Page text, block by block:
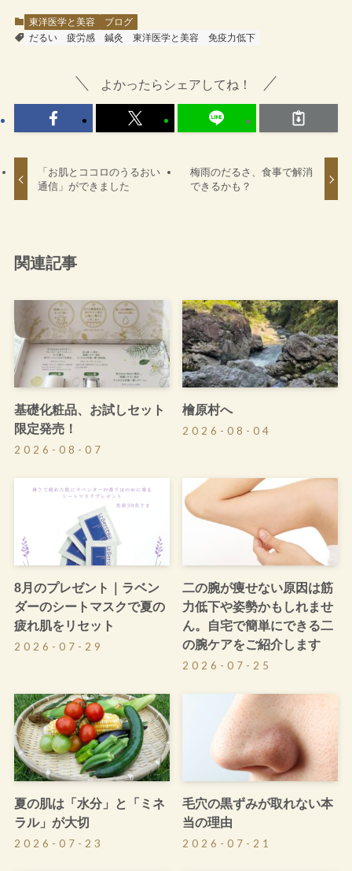
東洋医学と美容
ブログ
だるい
疲労感 鍼灸 東洋医学と美容 免疫力低下
よかったらシェアしてね！
「お肌とココロのうるおい
通信」ができました
梅雨のだるさ、食事で解消
できるかも？
関連記事
基礎化粧品、お試しセット
限定発売！
2026-08-07
檜原村へ
2026-08-04
8月のプレゼント｜ラベン
ダーのシートマスクで夏の
疲れ肌をリセット
2026-07-29
二の腕が痩せない原因は筋
力低下や姿勢かもしれませ
ん。自宅で簡単にできる二
の腕ケアをご紹介します
2026-07-25
夏の肌は「水分」と「ミネ
ラル」が大切
2026-07-23
毛穴の黒ずみが取れない本
当の理由
2026-07-21